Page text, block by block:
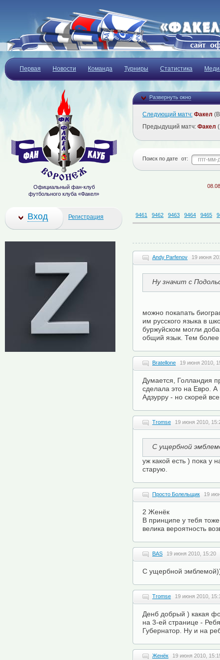
Первая Новости Команда Турниры Статистика
Развернуть окно
Следующий матч: Факел
Предыдущий матч: Факел
Поиск по дате от:
08.08.2026
9461 9462 9463 9464 9465
Andy Parfenov 19 июня
Ну значит с
можно покапать
им русского языка в
буржуйском могли
общий язык. Тем более
Bratellone 19 июня 2010,
Думается, Голландия
сделала это на Евро. А
Адзурру - но скорей
Tromse 19 июня 2010,
С ущербной
уж какой есть ) пока у
старую.
Просто Болельщик 19
2 Женёк
В принципе у тебя
велика вероятность
BAS 19 июня 2010, 15:20
С ущербной
Tromse 19 июня 2010,
Денб добрый ) какая
на 3-ей странице -
Губернатор. Ну и на
Женёк 19 июня 2010,
Официальный фан-клуб
футбольного клуба «Факел»
Вход Регистрация